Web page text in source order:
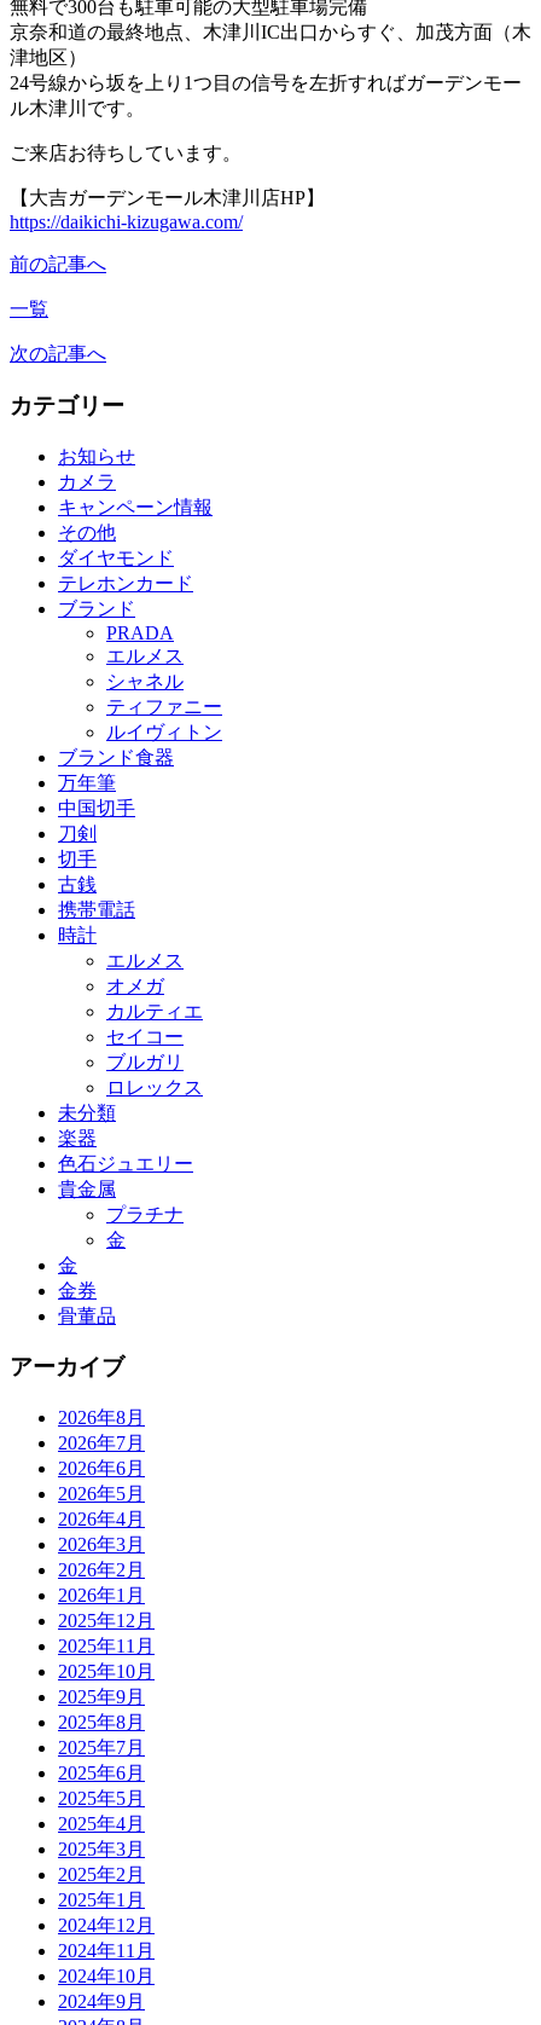
無料で300台も駐車可能の大型駐車場完備
京奈和道の最終地点、木津川IC出口からすぐ、加茂方面（木
津地区）
24号線から坂を上り1つ目の信号を左折すればガーデンモー
ル木津川です。
ご来店お待ちしています。
【大吉ガーデンモール木津川店HP】
https://daikichi-kizugawa.com/
前の記事へ
一覧
次の記事へ
カテゴリー
お知らせ
カメラ
キャンペーン情報
その他
ダイヤモンド
テレホンカード
ブランド
PRADA
エルメス
シャネル
ティファニー
ルイヴィトン
ブランド食器
万年筆
中国切手
刀剣
切手
古銭
携帯電話
時計
エルメス
オメガ
カルティエ
セイコー
ブルガリ
ロレックス
未分類
楽器
色石ジュエリー
貴金属
プラチナ
金
金
金券
骨董品
アーカイブ
2026年8月
2026年7月
2026年6月
2026年5月
2026年4月
2026年3月
2026年2月
2026年1月
2025年12月
2025年11月
2025年10月
2025年9月
2025年8月
2025年7月
2025年6月
2025年5月
2025年4月
2025年3月
2025年2月
2025年1月
2024年12月
2024年11月
2024年10月
2024年9月